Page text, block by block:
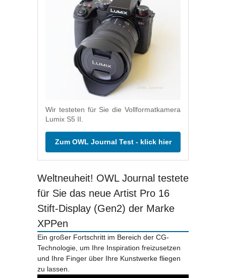
Wir testeten für Sie die Vollformatkamera
Lumix S5 II.
Zum OWL Journal Test - klick hier
Weltneuheit! OWL Journal testete
für Sie das neue Artist Pro 16
Stift-Display (Gen2) der Marke
XPPen
Ein großer Fortschritt im Bereich der CG-
Technologie, um Ihre Inspiration freizusetzen
und Ihre Finger über Ihre Kunstwerke fliegen
zu lassen.